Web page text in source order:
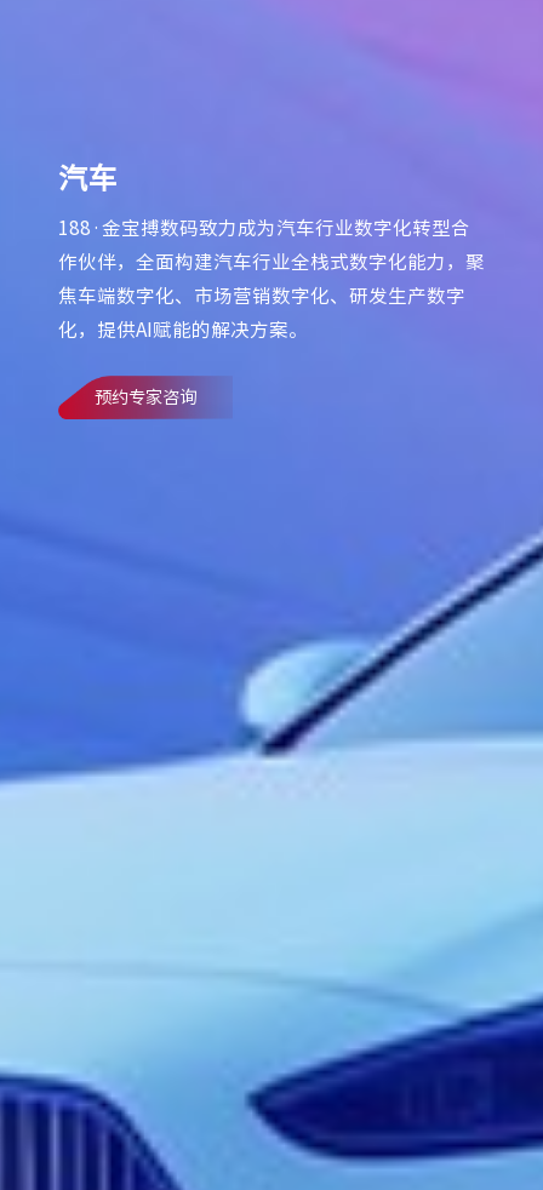
汽车
188·金宝搏数码致力成为汽车行业数字化转型合
作伙伴，全面构建汽车行业全栈式数字化能力，聚
焦车端数字化、市场营销数字化、研发生产数字
化，提供AI赋能的解决方案。
预约专家咨询